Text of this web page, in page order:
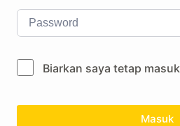
Biarkan saya tetap masuk
Masuk